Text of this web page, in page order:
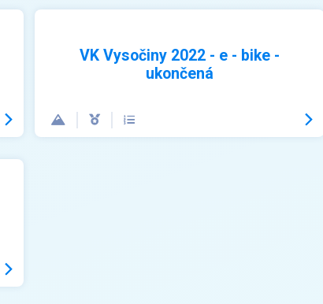
VK Vysočiny 2022 - e - bike -
ukončená